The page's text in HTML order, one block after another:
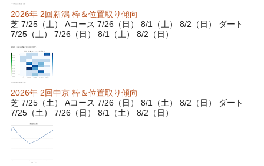
2026年 2回新潟 枠＆位置取り傾向
芝 7/25（土） Aコース 7/26（日） 8/1（土） 8/2（日） ダート
7/25（土） 7/26（日） 8/1（土） 8/2（日）
2026年 2回中京 枠＆位置取り傾向
芝 7/25（土） Aコース 7/26（日） 8/1（土） 8/2（日） ダート
7/25（土） 7/26（日） 8/1（土） 8/2（日）